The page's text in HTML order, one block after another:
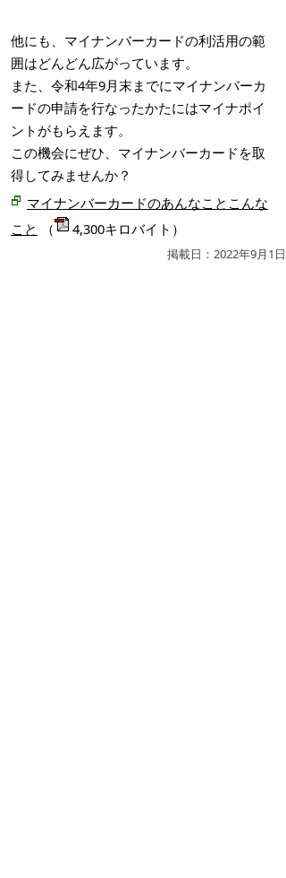
他にも、マイナンバーカードの利活用の範
囲はどんどん広がっています。
また、令和4年9月末までにマイナンバーカ
ードの申請を行なったかたにはマイナポイ
ントがもらえます。
この機会にぜひ、マイナンバーカードを取
得してみませんか？
マイナンバーカードのあんなことこんな
こと
（ 4,300キロバイト）
掲載日：2022年9月1日